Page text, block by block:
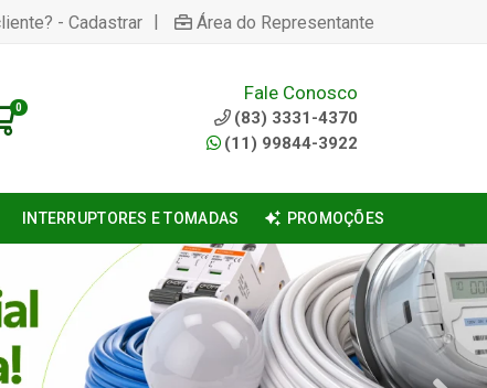
- Cadastrar | Área do Representante
0
Fale Conosco
(83) 3331-4370
(11) 99844-3922
INTERRUPTORES E TOMADAS PROMOÇÕES